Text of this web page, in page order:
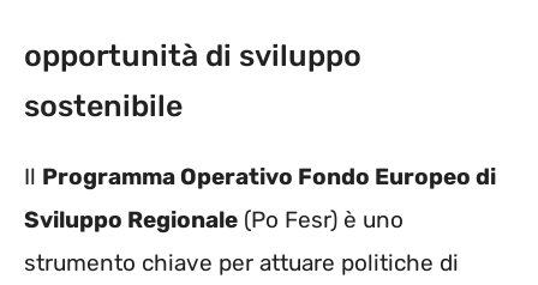
opportunità di sviluppo
sostenibile
Il Programma Operativo Fondo Europeo di
Sviluppo Regionale (Po Fesr) è uno
strumento chiave per attuare politiche di